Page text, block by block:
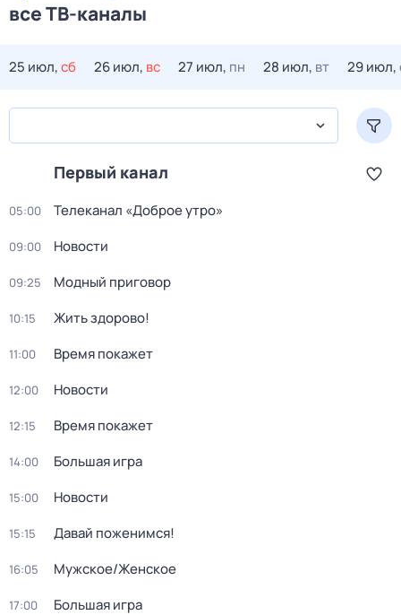
все ТВ-каналы
25 июл,сб 26 июл, вс 27 июл, пн 28 июл, вт 29 июл,
Первый канал
05:00 Телеканал «Доброе утро»
09:00 Новости
09:25 Модный приговор
10:15 Жить здорово!
11:00 Время покажет
12:00 Новости
12:15 Время покажет
14:00 Большая игра
15:00 Новости
15:15 Давай поженимся!
16:05 Мужское/Женское
17:00 Большая игра